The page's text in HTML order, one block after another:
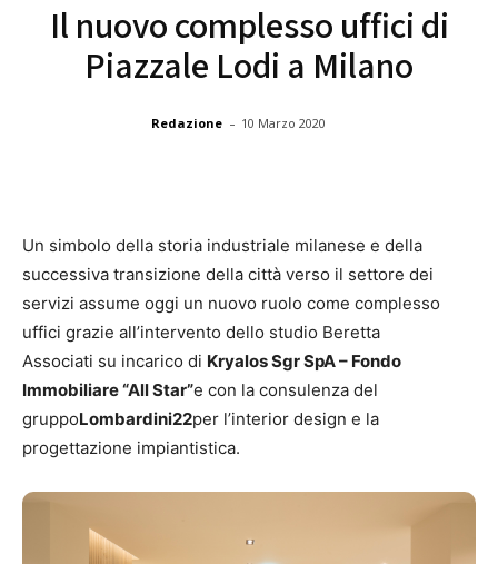
Il nuovo complesso uffici di
Piazzale Lodi a Milano
Redazione - 10 Marzo 2020
Un simbolo della storia industriale milanese e della
successiva transizione della città verso il settore dei
servizi assume oggi un nuovo ruolo come complesso
uffici grazie all’intervento dello studio Beretta
Associati su incarico di Kryalos Sgr SpA – Fondo
Immobiliare “All Star”e con la consulenza del
gruppoLombardini22per l’interior design e la
progettazione impiantistica.